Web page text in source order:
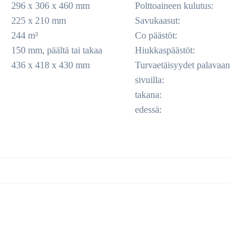
296 x 306 x 460 mm Polttoaineen kulutus:
225 x 210 mm Savukaasut:
244 m³ Co päästöt:
150 mm, päältä tai takaa Hiukkaspäästöt:
436 x 418 x 430 mm Turvaetäisyydet palavaan
sivuilla:
takana:
edessä: